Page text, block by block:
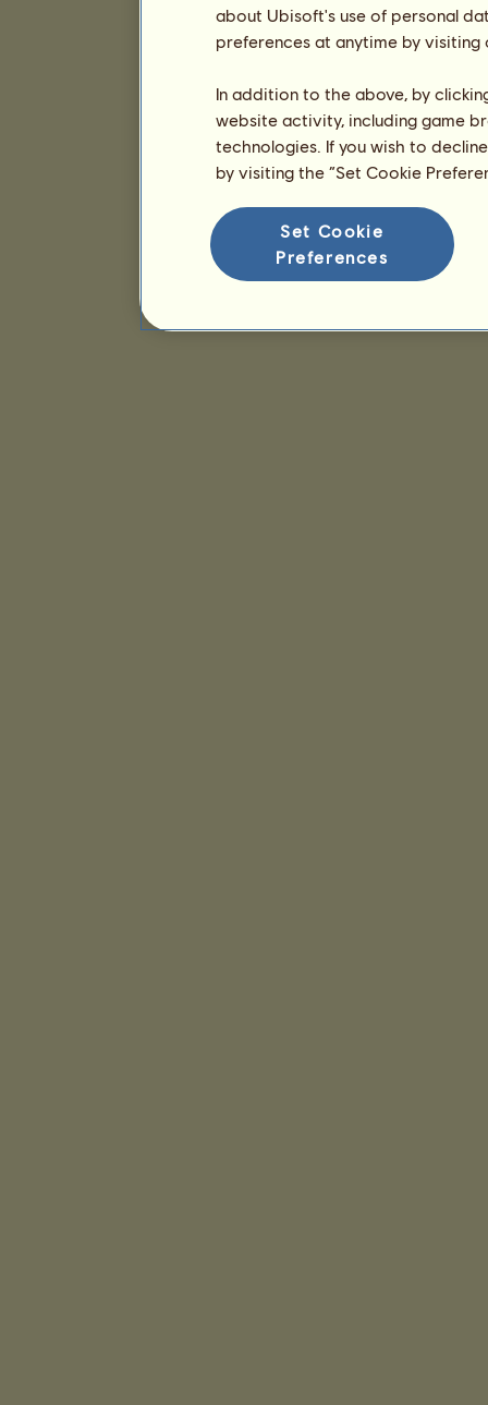
about Ubisoft's use of personal
preferences at anytime by
In addition to the above, by
website activity, including game
technologies. If you wish to
by visiting the “Set Cookie
Set Cookie
Preferences